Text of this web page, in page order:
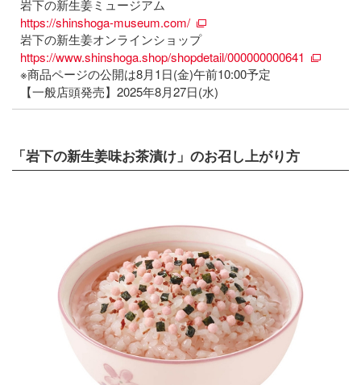
岩下の新生姜ミュージアム
https://shinshoga-museum.com/
岩下の新生姜オンラインショップ
https://www.shinshoga.shop/shopdetail/000000000641
※商品ページの公開は8月1日(金)午前10:00予定
【一般店頭発売】2025年8月27日(水)
「岩下の新生姜味お茶漬け」のお召し上がり方